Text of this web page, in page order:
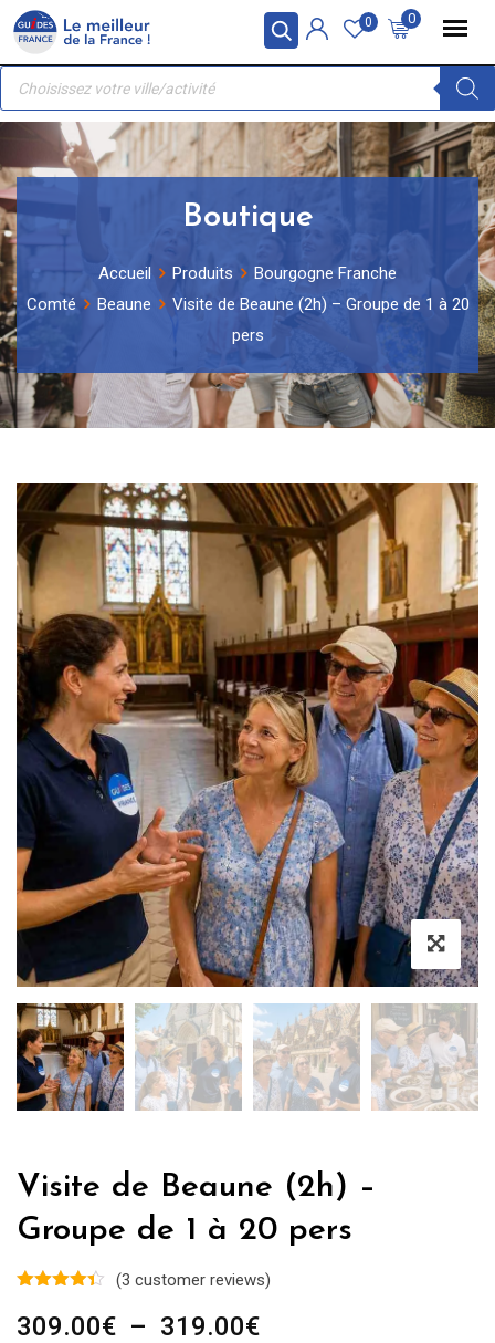
Panneau de gestion des cookies
Skip
content
0
0
Recherche
produits
Boutique
Accueil Produits
Bourgogne Franche
Comté
Beaune
Visite de Beaune (2h) – Groupe de 1 à 20
pers
Visite de Beaune (2h) –
Groupe de 1 à 20 pers
(3 customer reviews)
309.00€ – 319.00€Plage